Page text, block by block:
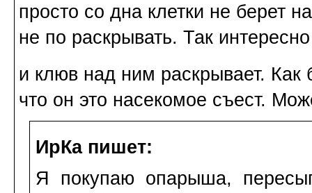
просто со дна клетки не берет
не по раскрывать. Так
и клюв над ним раскрывает. Как
что он это насекомое съест.
ИрКа пишет:
Я покупаю опарыша,